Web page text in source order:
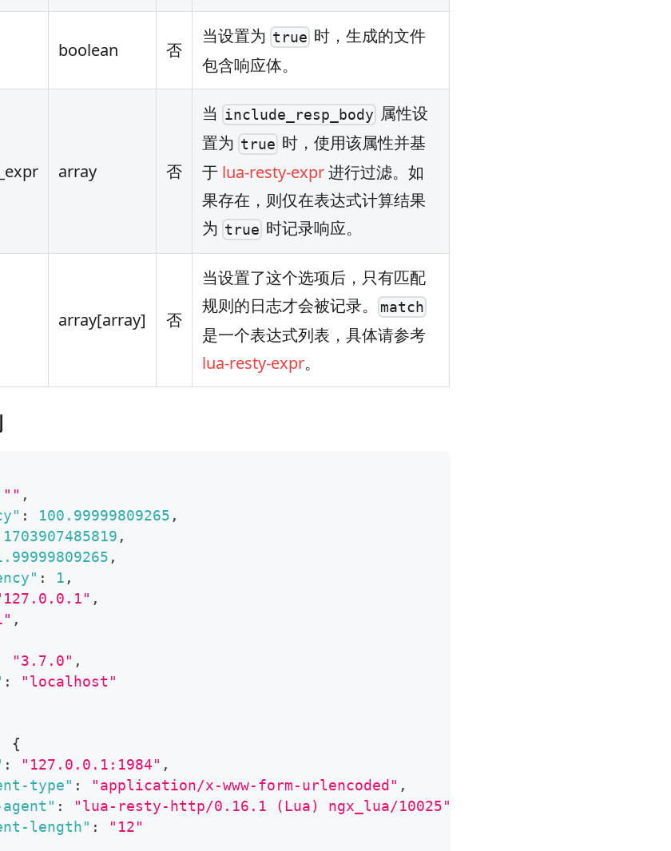
boolean 否
当设置为 true 时，生成的文件
包含响应体。
array 否
当 include_resp_body 属性设
置为 true 时，使用该属性并基
于 lua-resty-expr进行过滤。如
果存在，则仅在表达式计算结果
为 true 时记录响应。
array[array] 否
当设置了这个选项后，只有匹配
规则的日志才会被记录。
match
是一个表达式列表，具体请参考
lua-resty-expr。
"" ,
: 100.99999809265 ,
1703907485819 ,
,
: 1 ,
,
,
"3.7.0" ,
:
"localhost"
{
: "127.0.0.1:1984" ,
type" : "application/x-www-form-urlencoded" ,
: "lua-resty-http/0.16.1 (Lua) ngx_lua/10025"
length" :
"12"